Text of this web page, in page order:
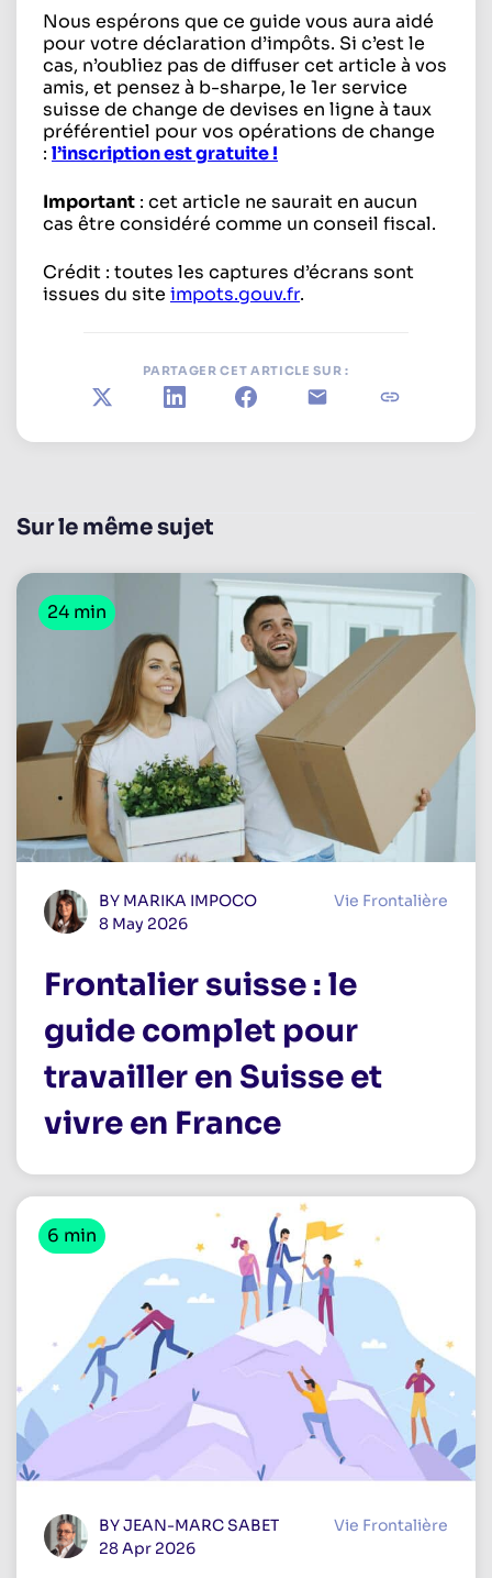
Nous espérons que ce guide vous aura aidé
pour votre déclaration d’impôts. Si c’est le
cas, n’oubliez pas de diffuser cet article à vos
amis, et pensez à b-sharpe, le 1er service
suisse de change de devises en ligne à taux
préférentiel pour vos opérations de change
: l’inscription est gratuite !
Important : cet article ne saurait en aucun
cas être considéré comme un conseil fiscal.
Crédit : toutes les captures d’écrans sont
issues du site impots.gouv.fr.
PARTAGER CET ARTICLE SUR :
X LinkedInFacebookE-mail Copier le
Sur le même sujet
24 min
BY MARIKA IMPOCO
8 May 2026
Vie Frontalière
Frontalier suisse : le
guide complet pour
travailler en Suisse et
vivre en France
6 min
BY JEAN-MARC SABET
28 Apr 2026
Vie Frontalière